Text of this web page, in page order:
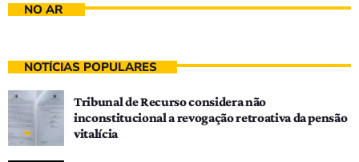
NO AR
NOTÍCIAS POPULARES
Tribunal de Recurso considera não
inconstitucional a revogação retroativa da pensão
vitalícia